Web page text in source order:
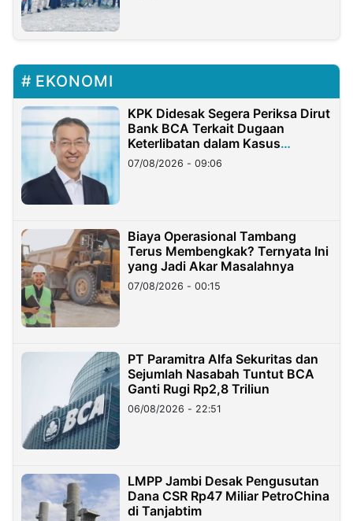
EKONOMI
KPK Didesak Segera Periksa Dirut
Bank BCA Terkait Dugaan
Keterlibatan dalam Kasus
Hilangnya Dana Nasabah Rp2,58
Miliar
07/08/2026 - 09:06
Biaya Operasional Tambang
Terus Membengkak? Ternyata Ini
yang Jadi Akar Masalahnya
07/08/2026 - 00:15
PT Paramitra Alfa Sekuritas dan
Sejumlah Nasabah Tuntut BCA
Ganti Rugi Rp2,8 Triliun
06/08/2026 - 22:51
LMPP Jambi Desak Pengusutan
Dana CSR Rp47 Miliar PetroChina
di Tanjabtim